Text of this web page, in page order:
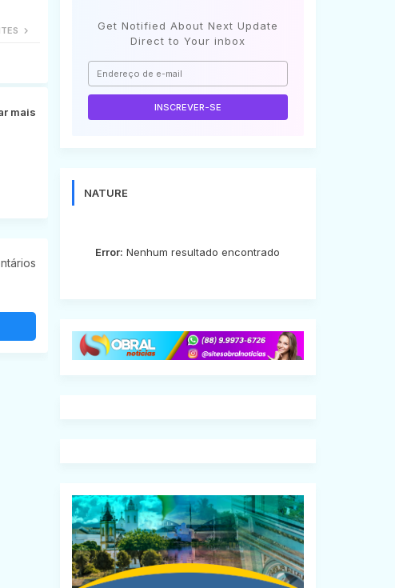
mais
Get Notified About Next Update
Direct to Your inbox
NATURE
Error: Nenhum resultado encontrado